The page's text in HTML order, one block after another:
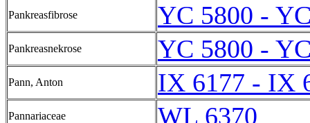
Pankreasfibrose YC 5800 -
Pankreasnekrose YC 5800 -
Pann, Anton IX 6177 - IX
Pannariaceae WL 6370